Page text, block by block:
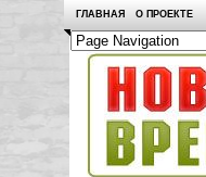
ГЛАВНАЯ О ПРОЕКТЕ